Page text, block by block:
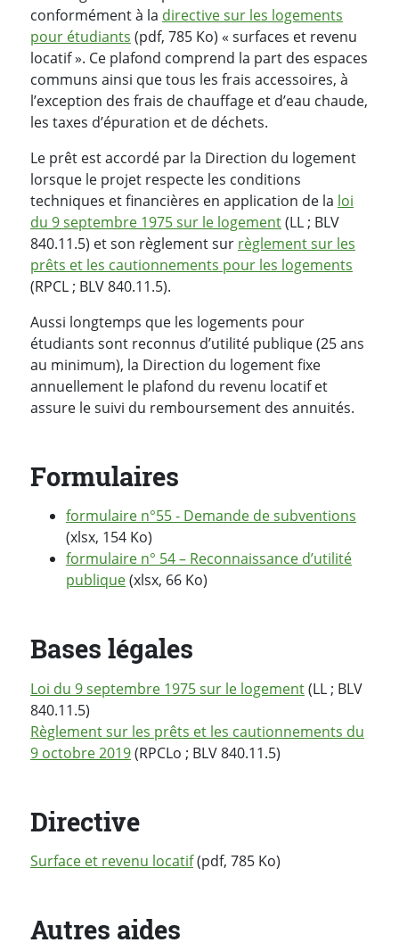
conformément à la directive sur les logements
pour étudiants (pdf, 785 Ko) « surfaces et revenu
locatif ». Ce plafond comprend la part des espaces
communs ainsi que tous les frais accessoires, à
l’exception des frais de chauffage et d’eau chaude,
les taxes d’épuration et de déchets.
Le prêt est accordé par la Direction du logement
lorsque le projet respecte les conditions
techniques et financières en application de la loi
du 9 septembre 1975 sur le logement(LL ; BLV
840.11.5) et son règlement sur règlement sur les
prêts et les cautionnements pour les logements
(RPCL ; BLV 840.11.5).
Aussi longtemps que les logements pour
étudiants sont reconnus d’utilité publique (25 ans
au minimum), la Direction du logement fixe
annuellement le plafond du revenu locatif et
assure le suivi du remboursement des annuités.
Formulaires
formulaire n°55 - Demande de subventions
(xlsx, 154 Ko)
formulaire n° 54 – Reconnaissance d’utilité
publique(xlsx, 66 Ko)
Bases légales
Loi du 9 septembre 1975 sur le logement(LL ; BLV
840.11.5)
Règlement sur les prêts et les cautionnements du
9 octobre 2019(RPCLo ; BLV 840.11.5)
Directive
Surface et revenu locatif(pdf, 785 Ko)
Autres aides